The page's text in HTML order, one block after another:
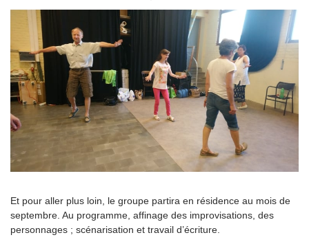
Et pour aller plus loin, le groupe partira en résidence au mois de
septembre. Au programme, affinage des improvisations, des
personnages ; scénarisation et travail d’écriture.